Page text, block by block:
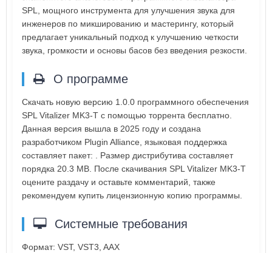
SPL, мощного инструмента для улучшения звука для
инженеров по микшированию и мастерингу, который
предлагает уникальный подход к улучшению четкости
звука, громкости и основы басов без введения резкости.
О программе
Скачать новую версию 1.0.0 программного обеспечения
SPL Vitalizer MK3-T с помощью торрента бесплатно.
Данная версия вышла в 2025 году и создана
разработчиком Plugin Alliance, языковая поддержка
составляет пакет: . Размер дистрибутива составляет
порядка 20.3 MB. После скачивания SPL Vitalizer MK3-T
оцените раздачу и оставьте комментарий, также
рекомендуем купить лицензионную копию программы.
Системные требования
Формат: VST, VST3, AAX